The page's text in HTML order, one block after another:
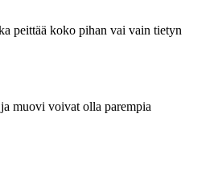
peittää koko pihan vai vain tietyn
muovi voivat olla parempia